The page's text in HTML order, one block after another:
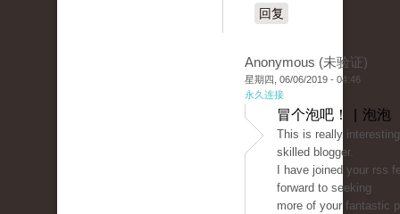
回复
Anonymous (未验证)
星期四, 06/06/2019 - 04:46
永久连接
冒个泡吧！ | 泡泡
This is really
skilled blogger.
I have joined your rss
forward to seeking
more of your fantastic